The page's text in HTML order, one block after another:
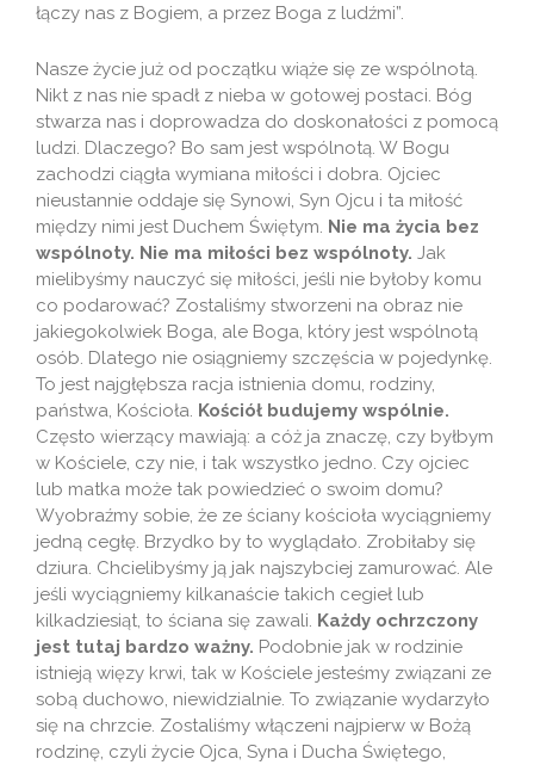
łączy nas z Bogiem, a przez Boga z ludźmi”.
Nasze życie już od początku wiąże się ze wspólnotą.
Nikt z nas nie spadł z nieba w gotowej postaci. Bóg
stwarza nas i doprowadza do doskonałości z pomocą
ludzi. Dlaczego? Bo sam jest wspólnotą. W Bogu
zachodzi ciągła wymiana miłości i dobra. Ojciec
nieustannie oddaje się Synowi, Syn Ojcu i ta miłość
między nimi jest Duchem Świętym. Nie ma życia bez
wspólnoty. Nie ma miłości bez wspólnoty. Jak
mielibyśmy nauczyć się miłości, jeśli nie byłoby komu
co podarować? Zostaliśmy stworzeni na obraz nie
jakiegokolwiek Boga, ale Boga, który jest wspólnotą
osób. Dlatego nie osiągniemy szczęścia w pojedynkę.
To jest najgłębsza racja istnienia domu, rodziny,
państwa, Kościoła. Kościół budujemy wspólnie.
Często wierzący mawiają: a cóż ja znaczę, czy byłbym
w Kościele, czy nie, i tak wszystko jedno. Czy ojciec
lub matka może tak powiedzieć o swoim domu?
Wyobraźmy sobie, że ze ściany kościoła wyciągniemy
jedną cegłę. Brzydko by to wyglądało. Zrobiłaby się
dziura. Chcielibyśmy ją jak najszybciej zamurować. Ale
jeśli wyciągniemy kilkanaście takich cegieł lub
kilkadziesiąt, to ściana się zawali. Każdy ochrzczony
jest tutaj bardzo ważny. Podobnie jak w rodzinie
istnieją więzy krwi, tak w Kościele jesteśmy związani ze
sobą duchowo, niewidzialnie. To związanie wydarzyło
się na chrzcie. Zostaliśmy włączeni najpierw w Bożą
rodzinę, czyli życie Ojca, Syna i Ducha Świętego,